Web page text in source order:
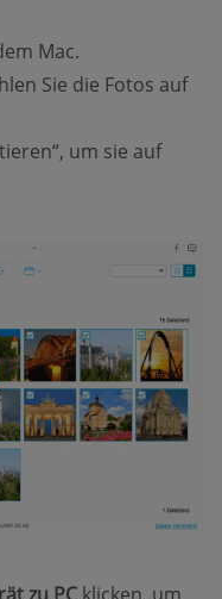
Mac.
Sie die Fotos auf
um sie auf
zu PC klicken, um